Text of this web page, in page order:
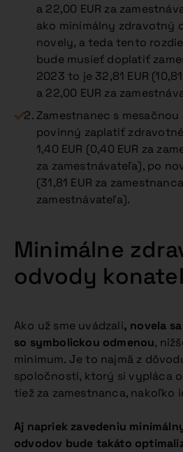
a 22,00 EUR za
ako minimálny zdravotný
novely, a teda tento
bude musieť doplatiť
2023 to je 32,81 EUR
a 22,00 EUR za
Zamestnanec s mesačnou
povinný zaplatiť
1,40 EUR (0,40 EUR za
za zamestnávateľa), po
(31,81 EUR za
zamestnávateľa).
Minimálne
odvody
Ako už sme uvádzali, novela
so symbolickou odmenou,
minimum. Je to najmä z
spoločnosti, ktorý si vypláca
tiež za zamestnanca, nakoľko
Aj napriek zavedeniu
odvodov bude takáto